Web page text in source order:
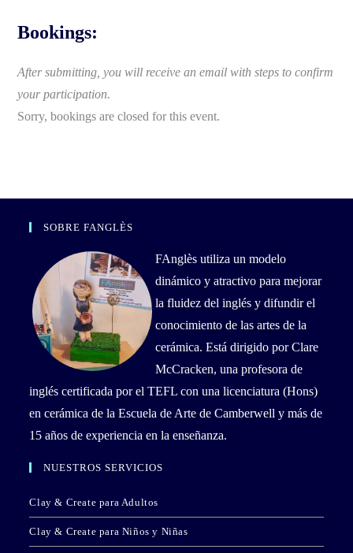
Bookings:
After submitting, you will receive an email with steps to confirm
your participation.
Sorry, bookings are closed for this event.
SOBRE FANGLÈS
FAnglès utiliza un modelo
dinámico y atractivo para mejorar
la fluidez del inglés y difundir el
conocimiento de las artes de la
cerámica. Está dirigido por Clare
McCracken, una profesora de
inglés certificada por el TEFL con una licenciatura (Hons)
en cerámica de la Escuela de Arte de Camberwell y más de
15 años de experiencia en la enseñanza.
NUESTROS SERVICIOS
Clay & Create para Adultos
Clay & Create para Niños y Niñas